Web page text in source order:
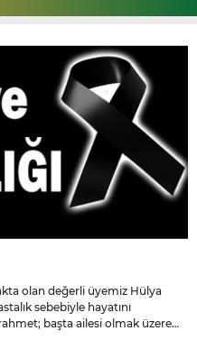
olan değerli üyemiz Hülya
sebebiyle hayatını
başta ailesi olmak üzere